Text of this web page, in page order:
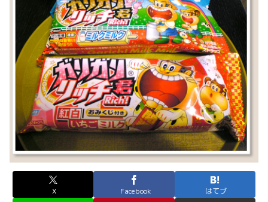
X Facebook はてブ